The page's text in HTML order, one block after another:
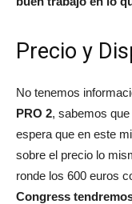
Precio y
No tenemos
PRO 2, sabemos
espera que en este
sobre el precio lo
ronde los 600 euros
Congress